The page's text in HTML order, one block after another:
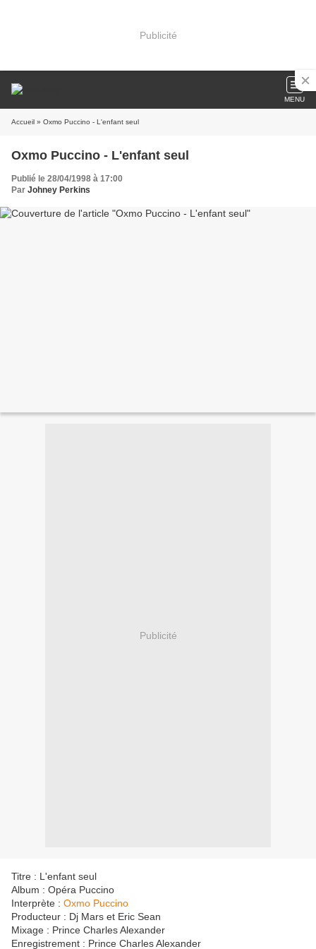
Publicité
MENU
Accueil » Oxmo Puccino - L'enfant seul
Oxmo Puccino - L'enfant seul
Publié le 28/04/1998 à 17:00
Par Johney Perkins
Publicité
Titre : L'enfant seul
Album : Opéra Puccino
Interprète : Oxmo Puccino
Producteur : Dj Mars et Eric Sean
Mixage : Prince Charles Alexander
Enregistrement : Prince Charles Alexander